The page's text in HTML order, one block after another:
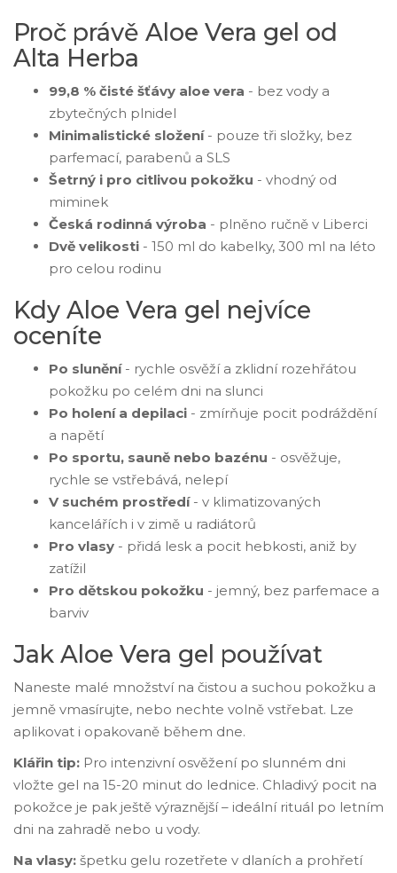
Proč právě Aloe Vera gel od
Alta Herba
99,8 % čisté šťávy aloe vera - bez vody a
zbytečných plnidel
Minimalistické složení- pouze tři složky, bez
parfemací, parabenů a SLS
Šetrný i pro citlivou pokožku - vhodný od
miminek
Česká rodinná výroba - plněno ručně v Liberci
Dvě velikosti - 150 ml do kabelky, 300 ml na léto
pro celou rodinu
Kdy Aloe Vera gel nejvíce
oceníte
Po slunění- rychle osvěží a zklidní rozehřátou
pokožku po celém dni na slunci
Po holení a depilaci - zmírňuje pocit podráždění
a napětí
Po sportu, sauně nebo bazénu - osvěžuje,
rychle se vstřebává, nelepí
V suchém prostředí- v klimatizovaných
kancelářích i v zimě u radiátorů
Pro vlasy - přidá lesk a pocit hebkosti, aniž by
zatížil
Pro dětskou pokožku - jemný, bez parfemace a
barviv
Jak Aloe Vera gel používat
Naneste malé množství na čistou a suchou pokožku a
jemně vmasírujte, nebo nechte volně vstřebat. Lze
aplikovat i opakovaně během dne.
Klářin tip: Pro intenzivní osvěžení po slunném dni
vložte gel na 15-20 minut do lednice. Chladivý pocit na
pokožce je pak ještě výraznější – ideální rituál po letním
dni na zahradě nebo u vody.
Na vlasy: špetku gelu rozetřete v dlaních a prohřetí